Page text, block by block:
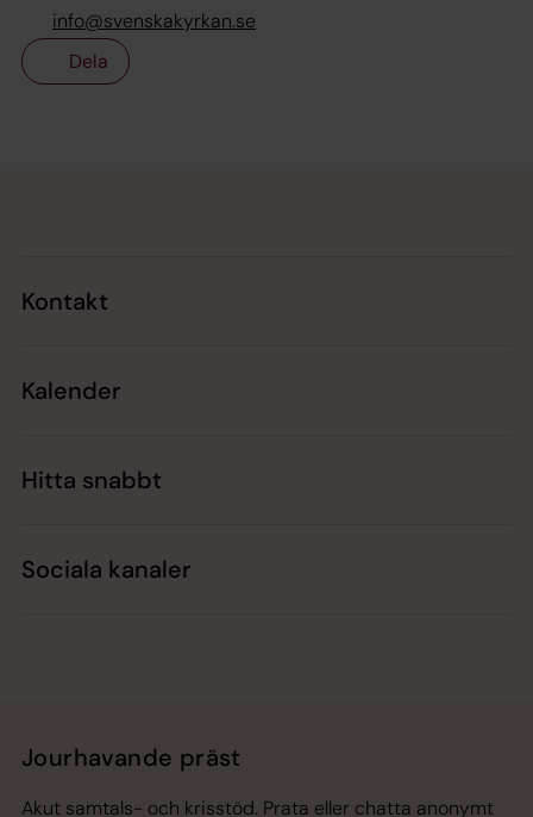
info@svenskakyrkan.se
Dela
Kontakt
Kalender
Hitta snabbt
Sociala kanaler
Jourhavande präst
Akut samtals- och krisstöd. Prata eller chatta anonymt